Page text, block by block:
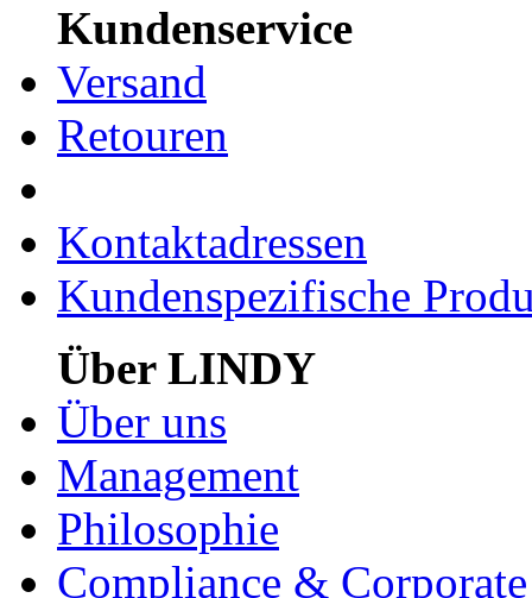
Kundenservice
Versand
Retouren
Kontaktadressen
Kundenspezifische
Über LINDY
Über uns
Management
Philosophie
Compliance &